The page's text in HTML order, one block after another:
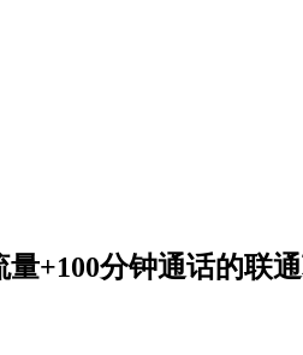
量+100分钟通话的联